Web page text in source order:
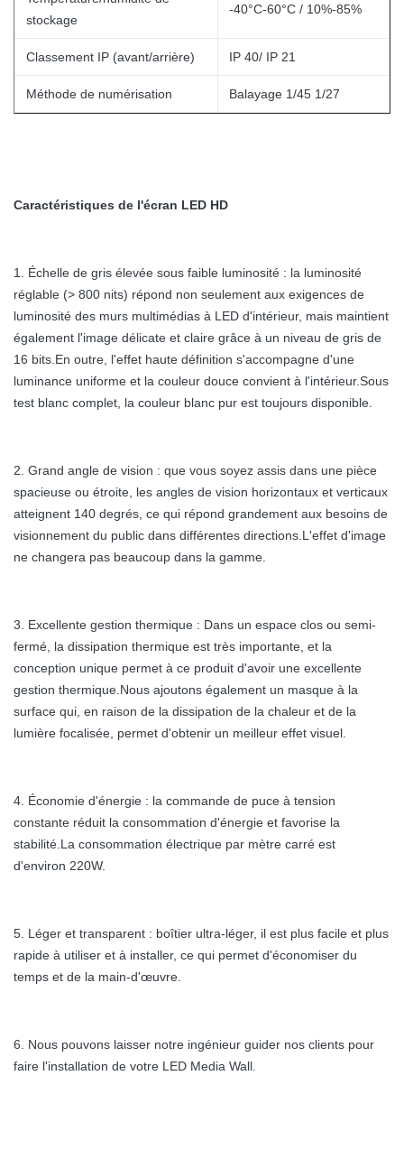
stockage
-40°C-60°C / 10%-85%
Classement IP (avant/arrière) IP 40/ IP 21
Méthode de numérisation Balayage 1/45 1/27
Caractéristiques de l'écran LED HD
1. Échelle de gris élevée sous faible luminosité : la luminosité
réglable (> 800 nits) répond non seulement aux exigences de
luminosité des murs multimédias à LED d'intérieur, mais maintient
également l'image délicate et claire grâce à un niveau de gris de
16 bits.En outre, l'effet haute définition s'accompagne d'une
luminance uniforme et la couleur douce convient à l'intérieur.Sous
test blanc complet, la couleur blanc pur est toujours disponible.
2. Grand angle de vision : que vous soyez assis dans une pièce
spacieuse ou étroite, les angles de vision horizontaux et verticaux
atteignent 140 degrés, ce qui répond grandement aux besoins de
visionnement du public dans différentes directions.L'effet d'image
ne changera pas beaucoup dans la gamme.
3. Excellente gestion thermique : Dans un espace clos ou semi-
fermé, la dissipation thermique est très importante, et la
conception unique permet à ce produit d'avoir une excellente
gestion thermique.Nous ajoutons également un masque à la
surface qui, en raison de la dissipation de la chaleur et de la
lumière focalisée, permet d'obtenir un meilleur effet visuel.
4. Économie d'énergie : la commande de puce à tension
constante réduit la consommation d'énergie et favorise la
stabilité.La consommation électrique par mètre carré est
d'environ 220W.
5. Léger et transparent : boîtier ultra-léger, il est plus facile et plus
rapide à utiliser et à installer, ce qui permet d'économiser du
temps et de la main-d'œuvre.
6. Nous pouvons laisser notre ingénieur guider nos clients pour
faire l'installation de votre LED Media Wall.